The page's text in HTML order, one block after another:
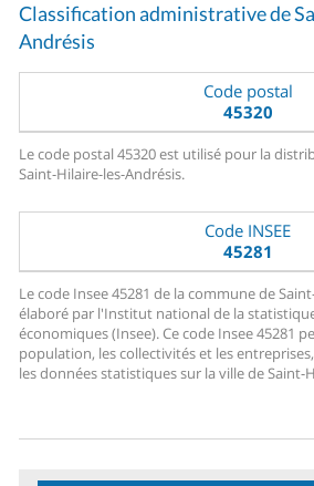
Classification administrative de
Andrésis
Code postal
45320
Le code postal 45320 est utilisé pour la
Saint-Hilaire-les-Andrésis.
Code INSEE
45281
Le code Insee 45281 de la commune de
élaboré par l'Institut national de la
économiques (Insee). Ce code Insee 45281
population, les collectivités et les
les données statistiques sur la ville de Saint-